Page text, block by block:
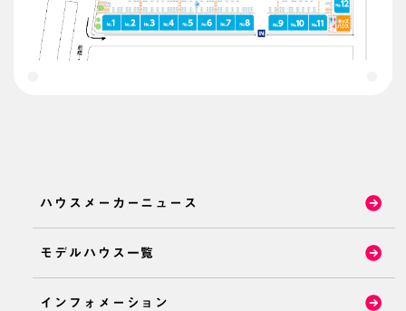
ハウスメーカーニュース
モデルハウス一覧
インフォメーション